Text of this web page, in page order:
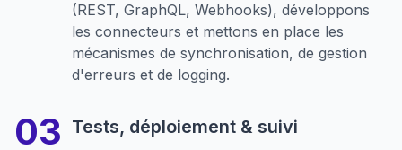
(REST, GraphQL, Webhooks), développons
les connecteurs et mettons en place les
mécanismes de synchronisation, de gestion
d'erreurs et de logging.
Tests, déploiement & suivi